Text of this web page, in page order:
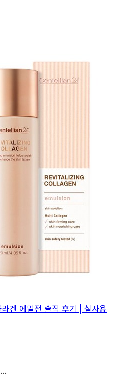
겐 에멀전 솔직 후기 | 실사용